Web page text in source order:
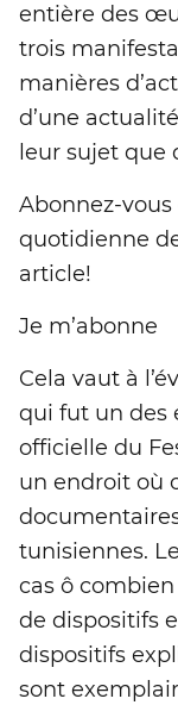
entière des
trois
manières
d’une
leur sujet que
Abonnez-
quotidienne
article!
Je m’abonne
Cela vaut à
qui fut un des
officielle du
un endroit où
tunisiennes.
cas ô
de dispositifs
dispositifs
sont